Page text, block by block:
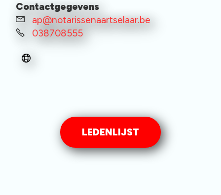
Contactgegevens
ap@notarissenaartselaar.be
038708555
LEDENLIJST